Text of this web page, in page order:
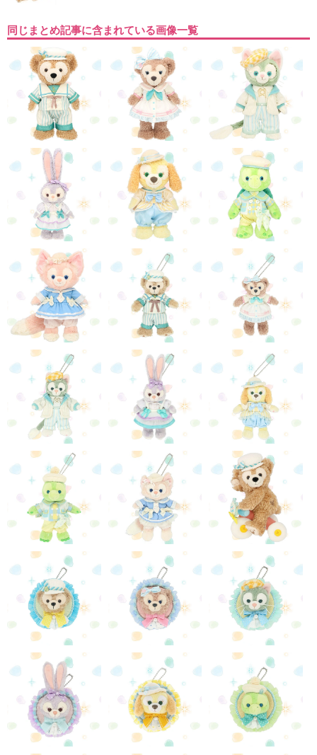
同じまとめ記事に含まれている画像一覧